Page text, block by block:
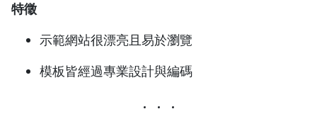
特徵
示範網站很漂亮且易於瀏覽
模板皆經過專業設計與編碼